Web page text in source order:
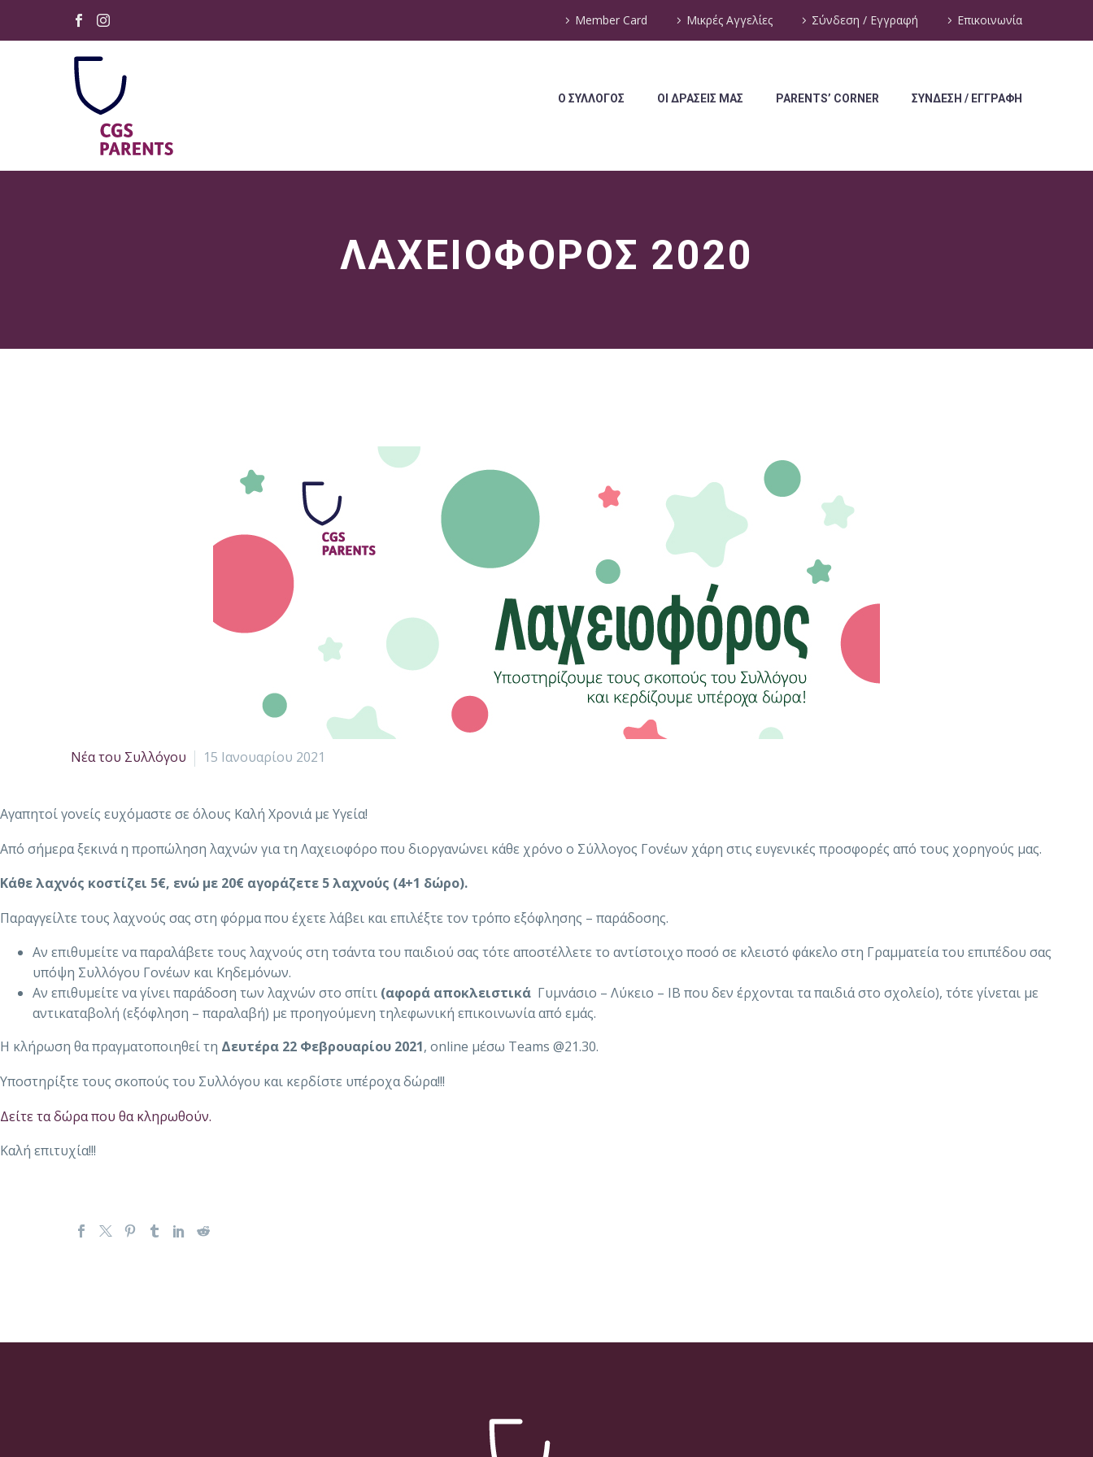
Member Card Μικρές Αγγελίες Σύνδεση / Εγγραφή Επικοινωνία
O ΣΥΛΛΟΓΟΣ ΟΙ ΔΡΑΣΕΙΣ ΜΑΣ PARENTS’ CORNER ΣΥΝΔΕΣΗ / ΕΓΓΡΑΦΗ
ΛΑΧΕΙΟΦΟΡΟΣ 2020
Νέα του Συλλόγου 15 Ιανουαρίου 2021
Αγαπητοί γονείς ευχόμαστε σε όλους Καλή Χρονιά με Υγεία!
Από σήμερα ξεκινά η προπώληση λαχνών για τη Λαχειοφόρο που διοργανώνει κάθε χρόνο ο Σύλλογος Γονέων χάρη στις ευγενικές προσφορές από τους χορηγούς μας.
Κάθε λαχνός κοστίζει 5€, ενώ με 20€ αγοράζετε 5 λαχνούς (4+1 δώρο).
Παραγγείλτε τους λαχνούς σας στη φόρμα που έχετε λάβει και επιλέξτε τον τρόπο εξόφλησης – παράδοσης.
Αν επιθυμείτε να παραλάβετε τους λαχνούς στη τσάντα του παιδιού σας τότε αποστέλλετε το αντίστοιχο ποσό σε κλειστό φάκελο στη Γραμματεία του επιπέδου σας
υπόψη Συλλόγου Γονέων και Κηδεμόνων.
Αν επιθυμείτε να γίνει παράδοση των λαχνών στο σπίτι (αφορά αποκλειστικά Γυμνάσιο – Λύκειο – IB που δεν έρχονται τα παιδιά στο σχολείο), τότε γίνεται με
αντικαταβολή (εξόφληση – παραλαβή) με προηγούμενη τηλεφωνική επικοινωνία από εμάς.
Η κλήρωση θα πραγματοποιηθεί τη Δευτέρα 22 Φεβρουαρίου 2021, online μέσω Teams @21.30.
Υποστηρίξτε τους σκοπούς του Συλλόγου και κερδίστε υπέροχα δώρα!!!
Δείτε τα δώρα που θα κληρωθούν.
Καλή επιτυχία!!!